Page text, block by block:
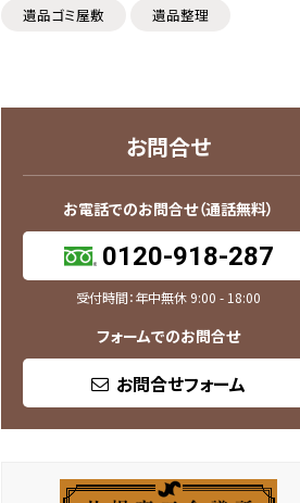
遺品ゴミ屋敷 遺品整理
お問合せ
お電話でのお問合せ（通話無料）
0120-918-287
受付時間：年中無休 9:00 - 18:00
フォームでのお問合せ
お問合せフォーム